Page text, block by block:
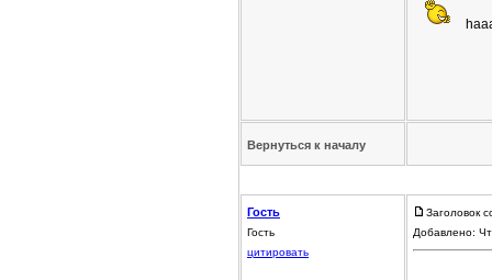
Вернуться к началу
Гость
Гость
цитировать
Заголовок
Добавлено: